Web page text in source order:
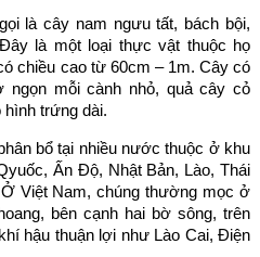
là cây nam ngưu tất, bách bội,
là một loại thực vật thuộc họ
chiều cao từ 60cm – 1m. Cây có
ngọn mỗi cành nhỏ, quả cây cỏ
trứng dài.
bổ tại nhiều nước thuộc ở khu
Ấn Độ, Nhật Bản, Lào, Thái
Việt Nam, chúng thường mọc ở
bên cạnh hai bờ sông, trên
hậu thuận lợi như Lào Cai, Điện